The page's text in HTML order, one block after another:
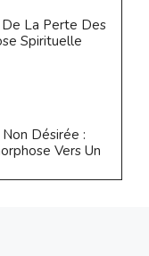
La Perte Des
Spirituelle
Désirée :
Vers Un